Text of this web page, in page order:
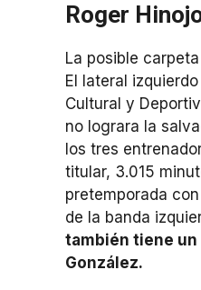
Roger
La posible
El lateral
Cultural y
no lograra la
los tres
titular, 3.015
pretemporada
de la banda
también tiene un
González.